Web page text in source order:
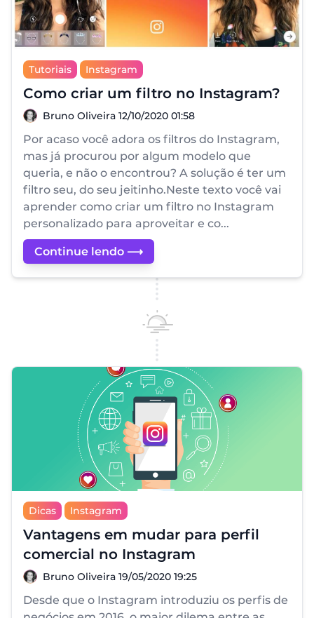
Tutoriais Instagram
Como criar um filtro no Instagram?
Bruno Oliveira
Bruno Oliveira 12/10/2020 01:58
Por acaso você adora os filtros do Instagram,
mas já procurou por algum modelo que
queria, e não o encontrou? A solução é ter um
filtro seu, do seu jeitinho.Neste texto você vai
aprender como criar um filtro no Instagram
personalizado para aproveitar e co...
Continue lendo ⟶
Dicas Instagram
Vantagens em mudar para perfil
comercial no Instagram
Bruno Oliveira
Bruno Oliveira 19/05/2020 19:25
Desde que o Instagram introduziu os perfis de